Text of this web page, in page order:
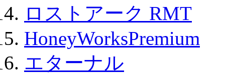
ロストアーク RMT
HoneyWorksPremium
エターナル